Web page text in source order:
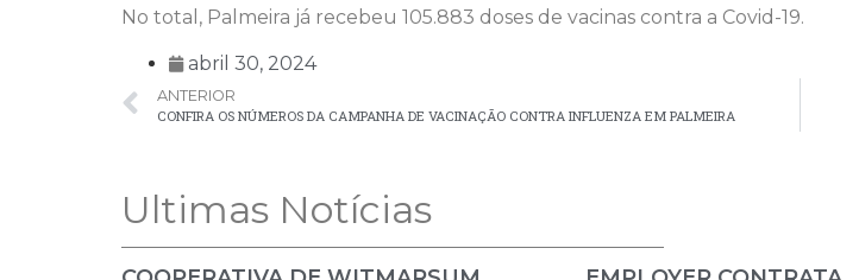
No total, Palmeira já recebeu 105.883 doses de vacinas contra a Covid-19.
abril 30, 2024
ANTERIOR
CONFIRA OS NÚMEROS DA CAMPANHA DE VACINAÇÃO CONTRA INFLUENZA EM PALMEIRA
Ultimas Notícias